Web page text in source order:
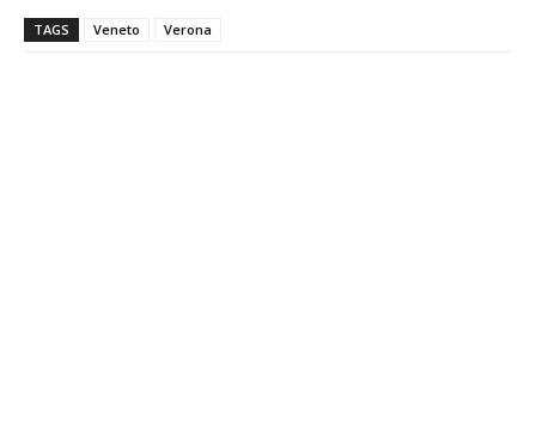
TAGS Veneto Verona